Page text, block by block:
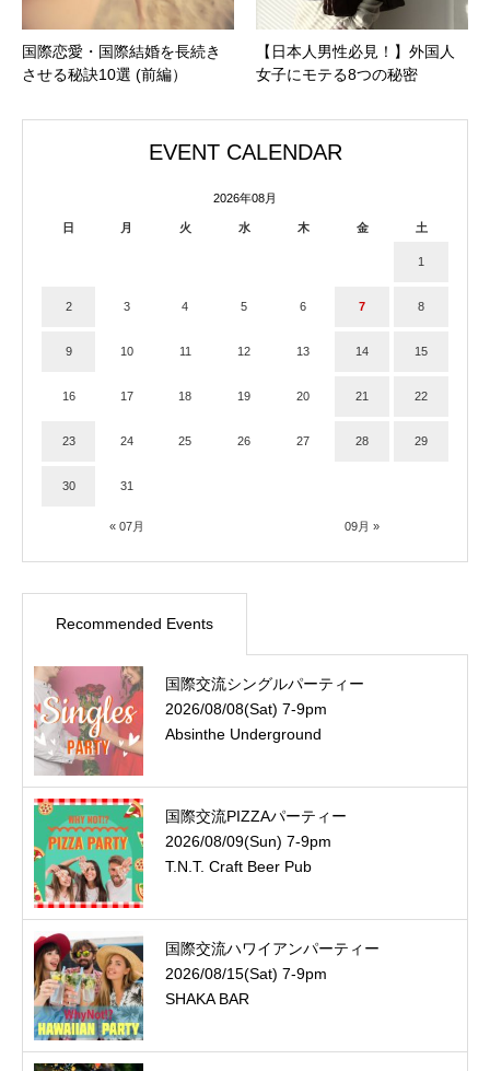
国際恋愛・国際結婚を長続き
させる秘訣10選 (前編）
【日本人男性必見！】外国人
女子にモテる8つの秘密
EVENT CALENDAR
2026年08月
日 月 火 水 木 金 土
« 07月 09月 »
1
2 3 4 5 6 7 8
9 10 11 12 13 14 15
16 17 18 19 20 21 22
23 24 25 26 27 28 29
30 31
Recommended Events
国際交流シングルパーティー
2026/08/08(Sat) 7-9pm
Absinthe Underground
国際交流PIZZAパーティー
2026/08/09(Sun) 7-9pm
T.N.T. Craft Beer Pub
国際交流ハワイアンパーティー
2026/08/15(Sat) 7-9pm
SHAKA BAR